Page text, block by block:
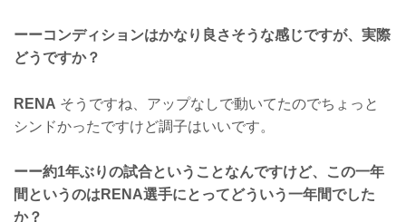
ーーコンディションはかなり良さそうな感じですが、実際
どうですか？
RENA そうですね、アップなしで動いてたのでちょっと
シンドかったですけど調子はいいです。
ーー約1年ぶりの試合ということなんですけど、この一年
間というのはRENA選手にとってどういう一年間でした
か？